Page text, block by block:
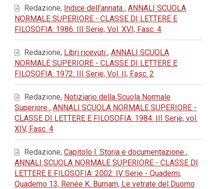
Redazione, Indice dell'annata , ANNALI SCUOLA
NORMALE SUPERIORE - CLASSE DI LETTERE E
FILOSOFIA: 1986: III Serie, Vol. XVI, Fasc. 4
Redazione, Libri ricevuti , ANNALI SCUOLA
NORMALE SUPERIORE - CLASSE DI LETTERE E
FILOSOFIA: 1972: III Serie, Vol. II, Fasc. 2
Redazione, Notiziario della Scuola Normale
Superiore , ANNALI SCUOLA NORMALE SUPERIORE -
CLASSE DI LETTERE E FILOSOFIA: 1984: III Serie, vol.
XIV, Fasc. 4
Redazione, Capitolo I. Storia e documentazione ,
ANNALI SCUOLA NORMALE SUPERIORE - CLASSE DI
LETTERE E FILOSOFIA: 2002: IV Serie - Quaderni,
Quaderno 13, Renée K. Burnam, Le vetrate del Duomo